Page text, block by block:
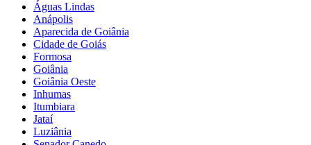
Águas Lindas
Anápolis
Aparecida de Goiânia
Cidade de Goiás
Formosa
Goiânia
Goiânia Oeste
Inhumas
Itumbiara
Jataí
Luziânia